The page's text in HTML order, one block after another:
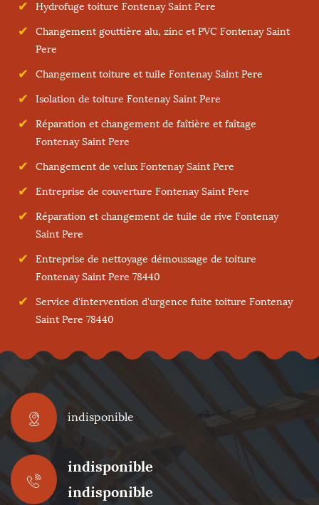
Hydrofuge toiture Fontenay Saint Pere
Changement gouttière alu, zinc et PVC Fontenay Saint
Pere
Changement toiture et tuile Fontenay Saint Pere
Isolation de toiture Fontenay Saint Pere
Réparation et changement de faîtière et faîtage
Fontenay Saint Pere
Changement de velux Fontenay Saint Pere
Entreprise de couverture Fontenay Saint Pere
Réparation et changement de tuile de rive Fontenay
Saint Pere
Entreprise de nettoyage démoussage de toiture
Fontenay Saint Pere 78440
Service d'intervention d'urgence fuite toiture Fontenay
Saint Pere 78440
indisponible
indisponible
indisponible